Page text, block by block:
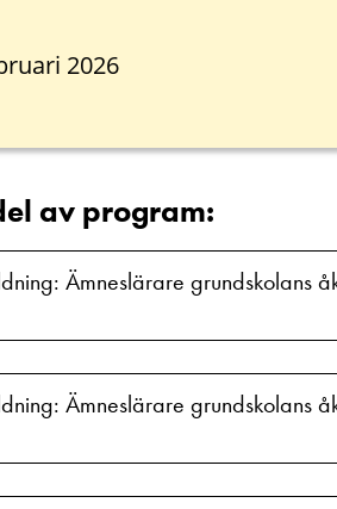
2026
av program:
Ämneslärare grundskolans
Ämneslärare grundskolans